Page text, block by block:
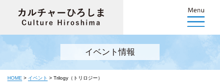
イベント情報
HOME > イベント > Trilogy（トリロジー）